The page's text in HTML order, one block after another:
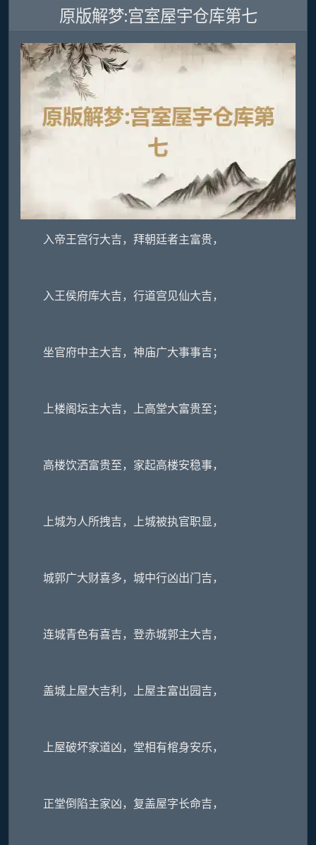
原版解梦:宫室屋宇仓库第七
入帝王宫行大吉，拜朝廷者主富贵，
入王侯府库大吉，行道宫见仙大吉，
坐官府中主大吉，神庙广大事事吉；
上楼阁坛主大吉，上高堂大富贵至；
高楼饮洒富贵至，家起高楼安稳事，
上城为人所拽吉，上城被执官职显，
城郭广大财喜多，城中行凶出门吉，
连城青色有喜吉，登赤城郭主大吉，
盖城上屋大吉利，上屋主富出园吉，
上屋破坏家道凶，堂相有棺身安乐，
正堂倒陷主家凶，复盖屋字长命吉，